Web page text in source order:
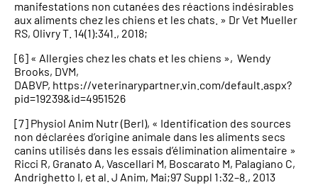
manifestations non cutanées des réactions indésirables
aux aliments chez les chiens et les chats. » Dr Vet Mueller
RS, Olivry T. 14(1):341., 2018;
[6] « Allergies chez les chats et les chiens », Wendy
Brooks, DVM,
DABVP, https://veterinarypartner.vin.com/default.aspx?
pid=19239&id=4951526
[7] Physiol Anim Nutr (Berl), « Identification des sources
non déclarées d’origine animale dans les aliments secs
canins utilisés dans les essais d’élimination alimentaire »
Ricci R, Granato A, Vascellari M, Boscarato M, Palagiano C,
Andrighetto I, et al. J Anim, Mai;97 Suppl 1:32–8., 2013